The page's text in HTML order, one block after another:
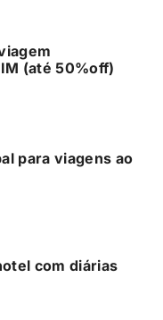
(até 50%off)
para viagens ao
com diárias